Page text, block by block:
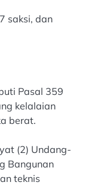
saksi, dan
Pasal 359
kelalaian
berat.
(2) Undang-
Bangunan
teknis